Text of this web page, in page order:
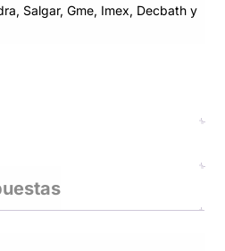
Salgar, Gme, Imex, Decbath y